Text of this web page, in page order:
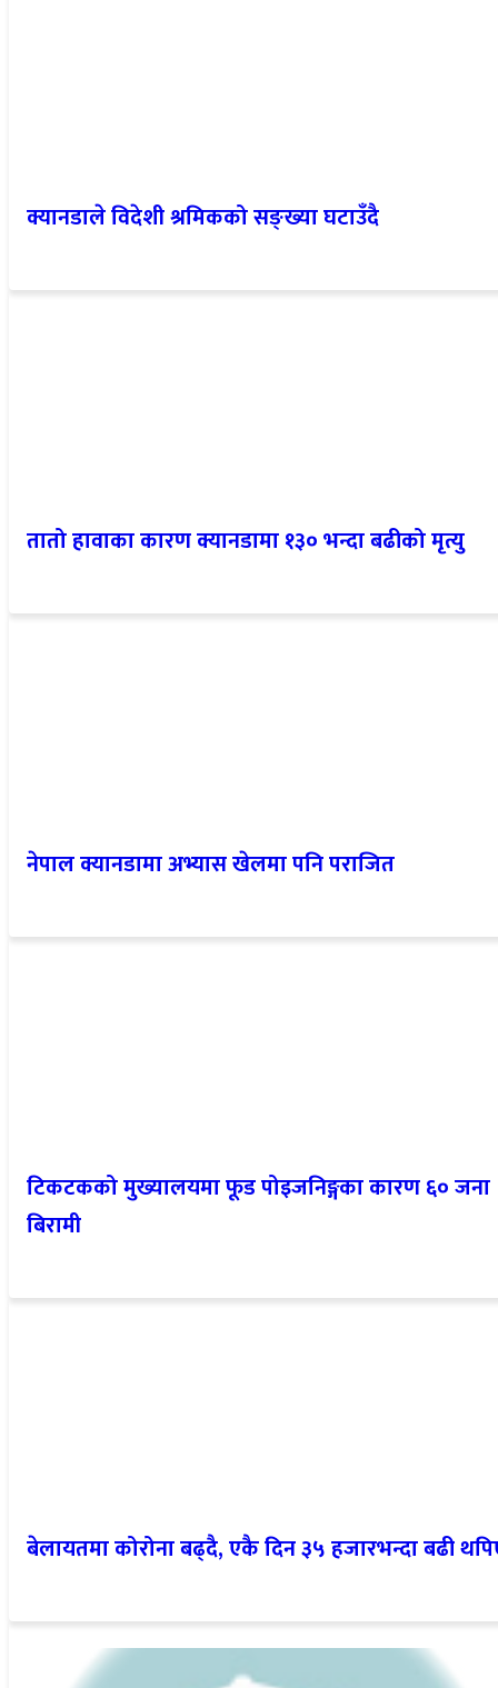
क्यानडाले विदेशी श्रमिकको सङ्ख्या घटाउँदै
तातो हावाका कारण क्यानडामा १३० भन्दा बढीको मृत्यु
नेपाल क्यानडामा अभ्यास खेलमा पनि पराजित
टिकटकको मुख्यालयमा फूड पोइजनिङ्गका कारण ६० जना
बिरामी
बेलायतमा कोरोना बढ्दै, एकै दिन ३५ हजारभन्दा बढी